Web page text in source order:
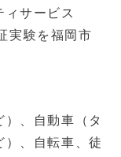
ィサービス
実験を福岡市
、自動車（タ
）、自転車、徒